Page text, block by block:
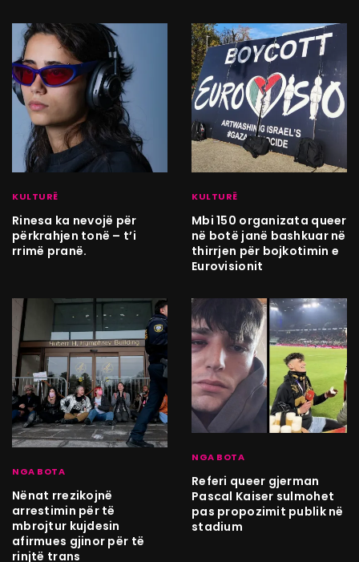
KULTURË
Rinesa ka nevojë për
përkrahjen tonë – t’i
rrimë pranë.
KULTURË
Mbi 150 organizata queer
në botë janë bashkuar në
thirrjen për bojkotimin e
Eurovisionit
NGA BOTA
Nënat rrezikojnë
arrestimin për të
mbrojtur kujdesin
afirmues gjinor për të
rinjtë trans
NGA BOTA
Referi queer gjerman
Pascal Kaiser sulmohet
pas propozimit publik në
stadium